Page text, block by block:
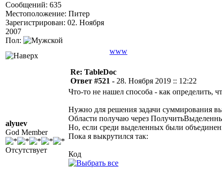
Сообщений: 635
Местоположение: Питер
Зарегистрирован: 02. Ноября
2007
Пол:
www
alyuev
God Member
Отсутствует
Re: TableDoc
Ответ #521 - 28. Ноября 2019 :: 12:22
Что-то не нашел способа - как определить,
Нужно для решения задачи суммирования
Области получаю через
Но, если среди выделенных были
Пока я выкрутился так:
Код